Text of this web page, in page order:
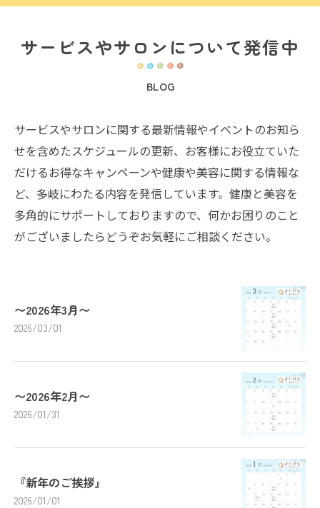
サービスやサロンについて発信中
BLOG
サービスやサロンに関する最新情報やイベントのお知ら
せを含めたスケジュールの更新、お客様にお役立ていた
だけるお得なキャンペーンや健康や美容に関する情報な
ど、多岐にわたる内容を発信しています。健康と美容を
多角的にサポートしておりますので、何かお困りのこと
がございましたらどうぞお気軽にご相談ください。
〜2026年3月〜
2026/03/01
〜2026年2月〜
2026/01/31
『新年のご挨拶』
2026/01/01